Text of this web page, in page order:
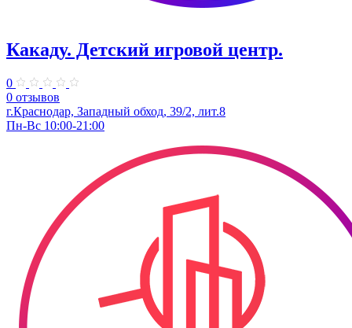
Какаду. ​Детский игровой центр.
0
0 отзывов
г.Краснодар, Западный обход, 39/2, лит.8
Пн-Вс 10:00-21:00